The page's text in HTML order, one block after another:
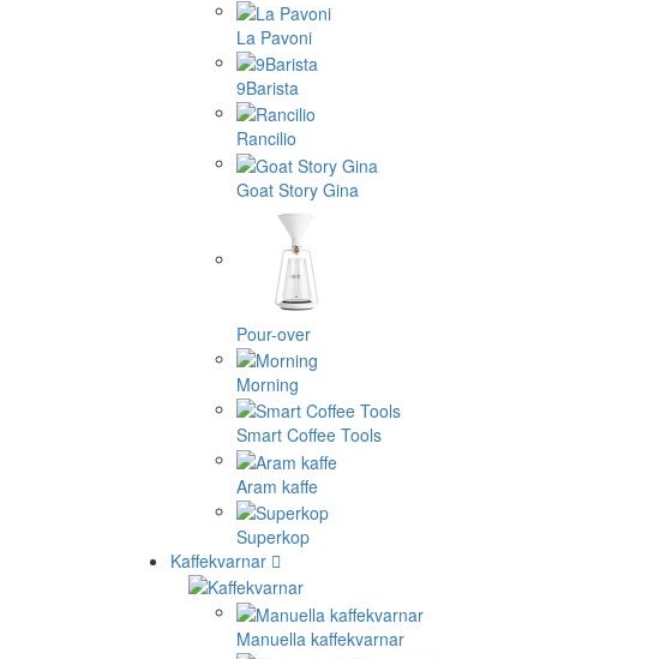
La Pavoni
9Barista
Rancilio
Goat Story Gina
Pour-over
Morning
Smart Coffee Tools
Aram kaffe
Superkop
Kaffekvarnar
Manuella kaffekvarnar